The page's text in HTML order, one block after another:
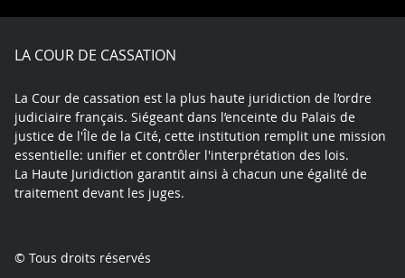
X
FacebookYoutubeLinkedInInstagram
LA COUR DE CASSATION
La Cour de cassation est la plus haute juridiction de l’ordre
judiciaire français. Siégeant dans l’enceinte du Palais de
justice de l'Île de la Cité, cette institution remplit une mission
essentielle: unifier et contrôler l'interprétation des lois.
La Haute Juridiction garantit ainsi à chacun une égalité de
traitement devant les juges.
© Tous droits réservés